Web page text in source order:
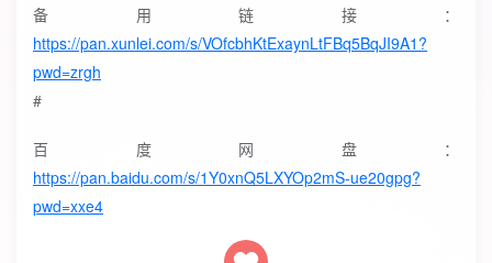
备用链接：
https://pan.xunlei.com/s/VOfcbhKtExaynLtFBq5BqJI9A1?
pwd=zrgh
#
百度网盘：
https://pan.baidu.com/s/1Y0xnQ5LXYOp2mS-ue20gpg?
pwd=xxe4